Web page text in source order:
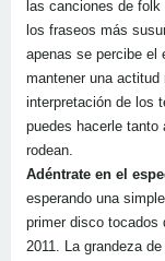
las canciones de
los fraseos más
apenas se percibe el
mantener una
interpretación de los
puedes hacerle
rodean.
Adéntrate en el
esperando una
primer disco tocados
2011. La grandeza